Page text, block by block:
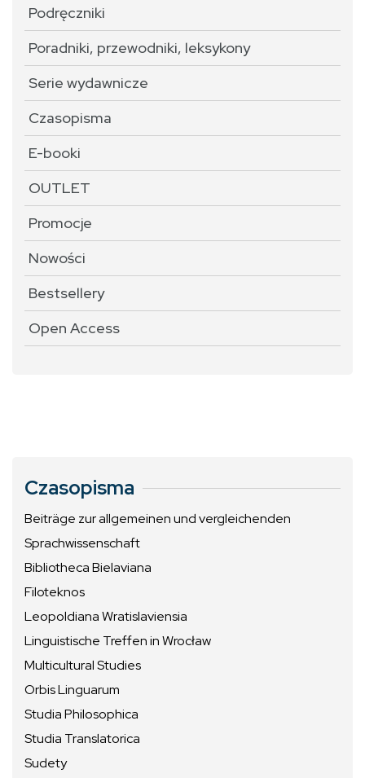
Podręczniki
Poradniki, przewodniki, leksykony
Serie wydawnicze
Czasopisma
E-booki
OUTLET
Promocje
Nowości
Bestsellery
Open Access
Czasopisma
Beiträge zur allgemeinen und vergleichenden
Sprachwissenschaft
Bibliotheca Bielaviana
Filoteknos
Leopoldiana Wratislaviensia
Linguistische Treffen in Wrocław
Multicultural Studies
Orbis Linguarum
Studia Philosophica
Studia Translatorica
Sudety